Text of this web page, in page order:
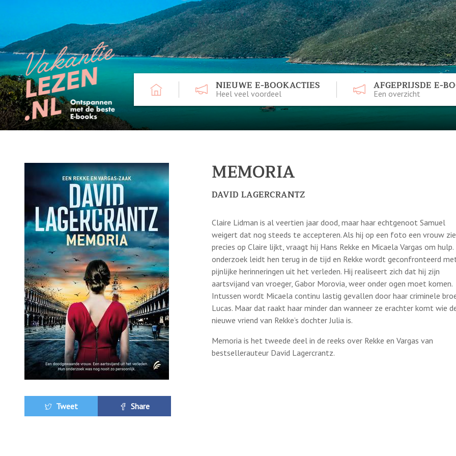
NIEUWE E-BOOKACTIES
Heel veel voordeel
AFGEPRIJSDE E-
Een overzicht
Tweet Share
MEMORIA
DAVID LAGERCRANTZ
Claire Lidman is al veertien jaar dood, maar haar echtgenoot Samuel
weigert dat nog steeds te accepteren. Als hij op een foto een vrouw
precies op Claire lijkt, vraagt hij Hans Rekke en Micaela Vargas om
onderzoek leidt hen terug in de tijd en Rekke wordt geconfronteerd
pijnlijke herinneringen uit het verleden. Hij realiseert zich dat hij zijn
aartsvijand van vroeger, Gabor Morovia, weer onder ogen moet komen.
Intussen wordt Micaela continu lastig gevallen door haar criminele
Lucas. Maar dat raakt haar minder dan wanneer ze erachter komt wie
nieuwe vriend van Rekke’s dochter Julia is.
Memoria is het tweede deel in de reeks over Rekke en Vargas van
bestsellerauteur David Lagercrantz.